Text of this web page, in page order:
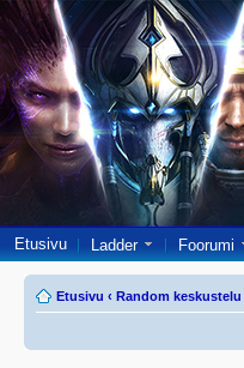
Etusivu Ladder Foorumi
Etusivu ‹ Random keskustelu